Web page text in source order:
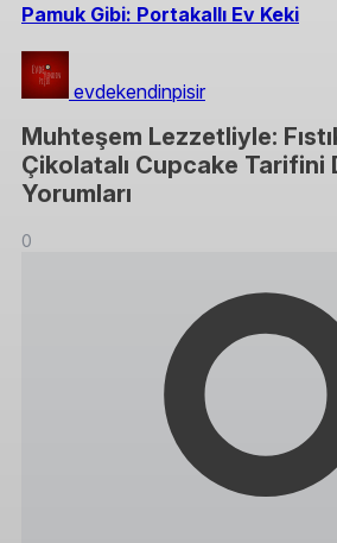
Pamuk Gibi: Portakallı Ev Keki
evdekendinpisir
Muhteşem Lezzetliyle:
Çikolatalı Cupcake Tarifini
Yorumları
0